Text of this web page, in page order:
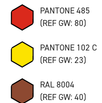
PANTONE 485
(REF GW: 80)
PANTONE 102 C
(REF GW: 23)
RAL 8004
(REF GW: 40)